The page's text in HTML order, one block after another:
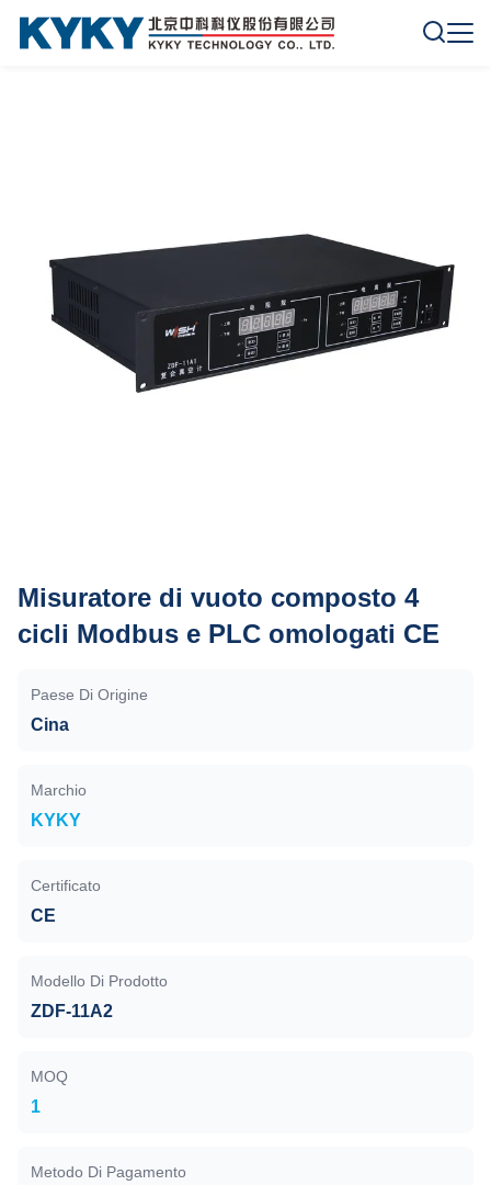
Misuratore di vuoto composto 4
cicli Modbus e PLC omologati CE
Paese Di Origine
Cina
Marchio
KYKY
Certificato
CE
Modello Di Prodotto
ZDF-11A2
MOQ
1
Metodo Di Pagamento